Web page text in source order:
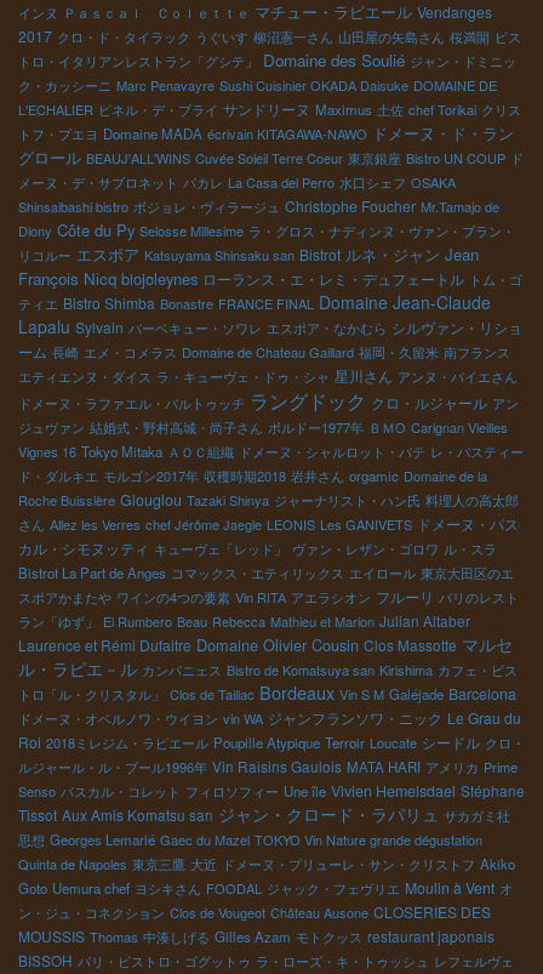
インヌ Ｐａｓｃａｌ Ｃｏｌｅｔｔｅ マチュー・ラピエール Vendanges
2017 クロ・ド・タイラック うぐいす 柳沼憲一さん 山田屋の矢島さん 桜満開 ビス
トロ・イタリアンレストラン「グシテ」
Domaine des Soulié ジャン・ドミニッ
ク・カッシーニ Marc Penavayre Sushi Cuisinier OKADA Daisuke DOMAINE DE
L'ECHALIER ピネル・デ・ブライ サンドリーヌ Maximus 土佐 chef Torikai クリス
トフ・プエヨ Domaine MADA écrivain KITAGAWA-NAWO ドメーヌ・ド・ラン
グロール BEAUJ'ALL'WINS Cuvée Soleil Terre Coeur 東京銀座 Bistro UN COUP ド
メーヌ・デ・サブロネット パカレ La Casa del Perro 水口シェフ OSAKA
Shinsaibashi bistro ボジョレ・ヴィラージュ Christophe Foucher Mr.Tamajo de
Diony Côte du Py Selosse Millesime ラ・グロス・ナディンヌ・ヴァン・ブラン・
リコルー エスポア Katsuyama Shinsaku san Bistrot ルネ・ジャン Jean
François Nicq biojoleynes ローランス・エ・レミ・デュフェートル トム・ゴ
ティエ Bistro Shimba Bonastre FRANCE FINAL Domaine Jean-Claude
Lapalu Sylvain バーベキュー・ソワレ エスポア・なかむら シルヴァン・リショ
ーム 長崎 エメ・コメラス Domaine de Chateau Gaillard 福岡・久留米 南フランス
エティエンヌ・ダイス ラ・キューヴェ・ドゥ・シャ 星川さん アンヌ・パイエさん
ドメーヌ・ラファエル・バルトゥッチ ラングドック クロ・ルジャール アン
ジュヴァン 結婚式・野村高城・尚子さん ボルドー1977年 ＢＭО Carignan Vieilles
Vignes 16 Tokyo Mitaka ＡＯＣ組織 ドメーヌ・シャルロット・バテ レ・バスティー
ド・ダルキエ モルゴン2017年 収穫時期2018 岩井さん orgamic Domaine de la
Roche Buissière Glouglou Tazaki Shinya ジャーナリスト・ハン氏 料理人の高太郎
さん Allez les Verres chef Jérôme Jaegle LEONIS Les GANIVETS ドメーヌ・パス
カル・シモヌッティ キューヴェ「レッド」 ヴァン・レザン・ゴロワ ル・スラ
Bistrot La Part de Anges コマックス・エティリックス エイロール 東京大田区のエ
スポアかまたや ワインの4つの要素 Vin RITA アエラシオン フルーリ パリのレスト
ラン「ゆず」
El Rumbero Beau Rebecca Mathieu et Marion Julian Altaber
Laurence et Rémi Dufaitre Domaine Olivier Cousin Clos Massotte マルセ
ル・ラピエ－ル カンパニェス Bistro de Komatsuya san Kirishima カフェ・ビス
トロ「ル・クリスタル」
Clos de Taillac Bordeaux Vin S M Galéjade Barcelona
ドメーヌ・オベルノワ・ウイヨン vin WA ジャンフランソワ・ニック Le Grau du
Roi 2018ミレジム・ラピエール Poupille Atypique Terroir Loucate シードル クロ・
ルジャール・ル・ブール1996年 Vin Raisins Gaulois MATA HARI アメリカ Prime
Senso パスカル・コレット フィロソフィー Une île Vivien Hemelsdael Stéphane
Tissot Aux Amis Komatsu san ジャン・クロード・ラパリュ サカガミ社
思想 Georges Lemarié Gaec du Mazel TOKYO Vin Nature grande dégustation
Quinta de Napoles 東京三鷹 大近 ドメーヌ・プリューレ・サン・クリストフ Akiko
Goto Uemura chef ヨシキさん FOODAL ジャック・フェヴリエ Moulin à Vent オ
ン・ジュ・コネクション Clos de Vougeot Château Ausone CLOSERIES DES
MOUSSIS Thomas 中湊しげる Gilles Azam モトクッス restaurant japonais
BISSOH パリ・ビストロ・ゴグットゥ ラ・ローズ・キ・トゥッシュ レフェルヴェ